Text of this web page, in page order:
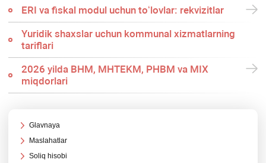
ERI va fiskal modul uchun toʻlovlar: rekvizitlar
Yuridik shaхslar uchun kommunal хizmatlarning
tariflari
2026 yilda BHM, MHTEKM, PHBM va MIX
miqdorlari
Glavnaya
Maslahatlar
Soliq hisobi